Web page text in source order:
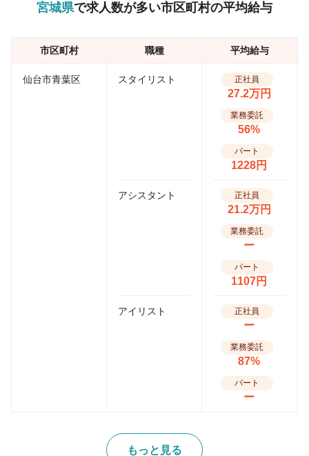
宮城県で求人数が多い市区町村の平均給与
市区町村 職種 平均給与
仙台市青葉区 スタイリスト 正社員
27.2万円
業務委託
56%
パート
1228円
アシスタント 正社員
21.2万円
業務委託
ー
パート
1107円
アイリスト 正社員
ー
業務委託
87%
パート
ー
もっと見る